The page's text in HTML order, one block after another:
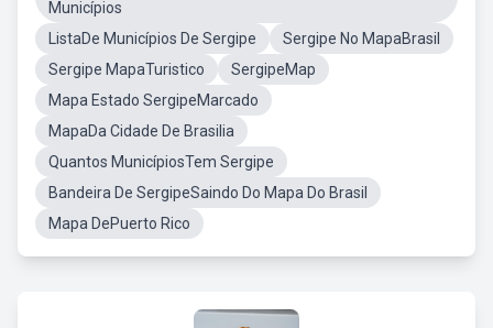
Municípios
ListaDe Municípios De Sergipe
Sergipe No MapaBrasil
Sergipe MapaTuristico
SergipeMap
Mapa Estado SergipeMarcado
MapaDa Cidade De Brasilia
Quantos MunicípiosTem Sergipe
Bandeira De SergipeSaindo Do Mapa Do Brasil
Mapa DePuerto Rico